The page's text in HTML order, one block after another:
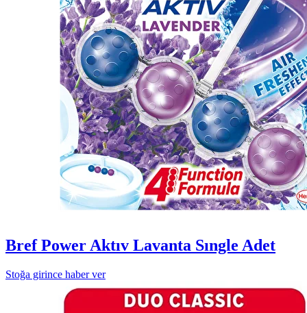
Bref Power Aktıv Lavanta Sıngle Adet
Stoğa girince haber ver